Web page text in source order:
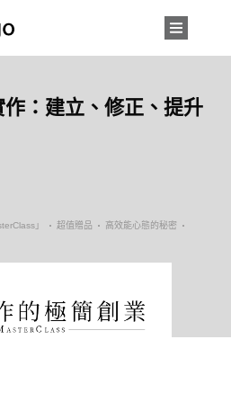
：建立、修正、提升
」 超值贈品 高效能心態的秘密